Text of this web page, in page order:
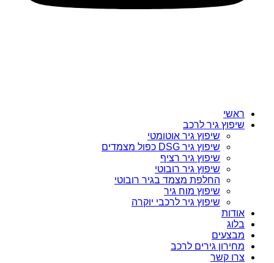
ראשי
שיפוץ גיר לרכב
שיפוץ גיר אוטומטי
שיפוץ גיר DSG כפול מצמדים
שיפוץ גיר רציף
שיפוץ גיר רובוטי
החלפת מצמד בגיר רובוטי
שיפוץ מוח גיר
שיפוץ גיר לרכבי יוקרה
אודות
בלוג
מבצעים
מחירון גירים לרכב
צרו קשר